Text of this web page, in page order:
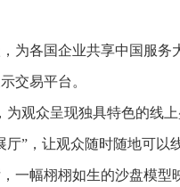
为各国企业共享中国服务
交易平台。
观众呈现独具特色的线
”，让观众随时随地可以
一幅栩栩如生的沙盘模型